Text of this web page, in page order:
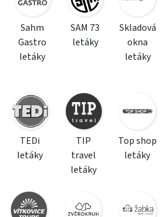
Sahm
Gastro
letáky
SAM 73
letáky
Skladová
okna
letáky
TEDi
letáky
TIP
travel
letáky
Top shop
letáky